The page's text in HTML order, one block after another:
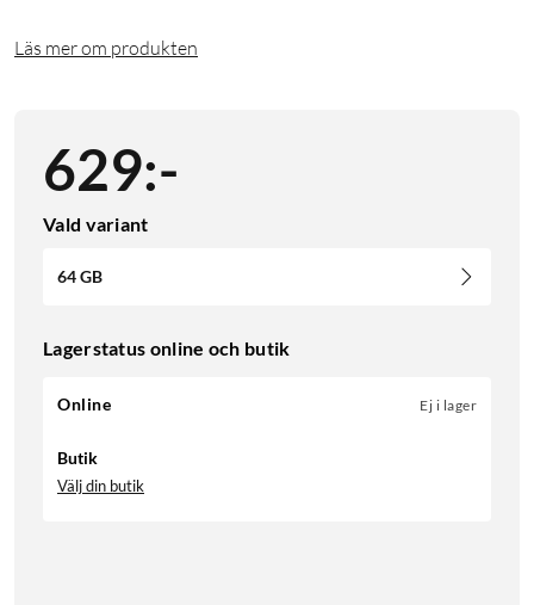
Läs mer om produkten
629:-
Vald variant
64 GB
Lagerstatus online och butik
Online Ej i lager
Butik
Välj din butik